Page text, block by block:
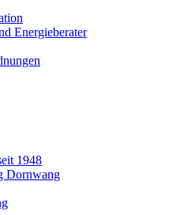
Energieberater
1948
Dornwang